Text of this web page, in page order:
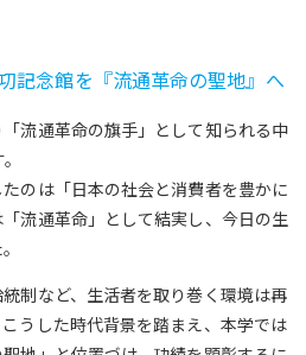
記念館を『流通革命の聖地』へ
流通革命の旗手」として知られる中
のは「日本の社会と消費者を豊かに
流通革命」として結実し、今日の生
制など、生活者を取り巻く環境は再
うした時代背景を踏まえ、本学では